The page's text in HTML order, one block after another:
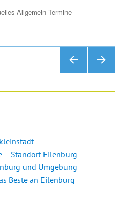
Allgemein Termine
HERI HSTE
– Standort Eilenburg
und Umgebung
Beste an Eilenburg